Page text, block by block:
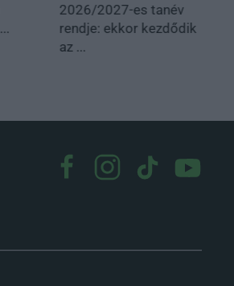
2026/2027-es tanév
rendje: ekkor kezdődik
az ...